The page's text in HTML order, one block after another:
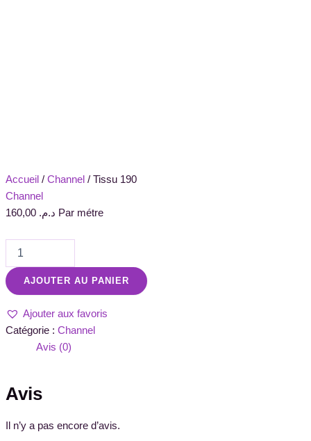
Accueil / Channel / Tissu 190
Channel
د.م. 160,00 Par métre
AJOUTER AU PANIER
Ajouter aux favoris
Catégorie : Channel
Avis (0)
Avis
Il n’y a pas encore d’avis.